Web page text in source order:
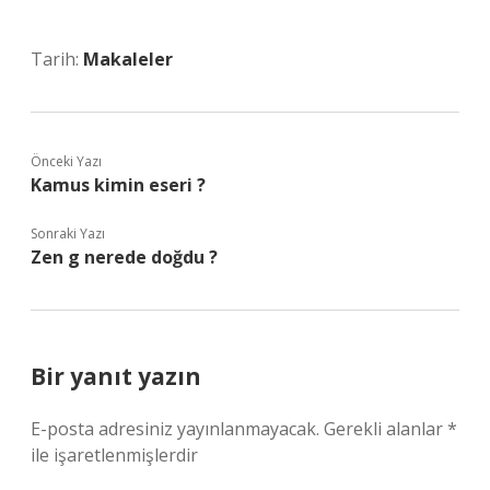
Tarih: Makaleler
Önceki Yazı
Kamus kimin eseri ?
Sonraki Yazı
Zen g nerede doğdu ?
Bir yanıt yazın
E-posta adresiniz yayınlanmayacak. Gerekli alanlar*
ile işaretlenmişlerdir